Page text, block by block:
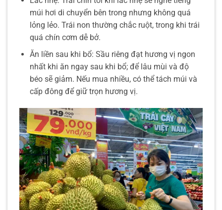
múi hơi di chuyển bên trong nhưng không quá
lỏng lẻo. Trái non thường chắc ruột, trong khi trái
quá chín cơm dễ bở.
Ăn liền sau khi bổ: Sầu riêng đạt hương vị ngon
nhất khi ăn ngay sau khi bổ; để lâu mùi và độ
béo sẽ giảm. Nếu mua nhiều, có thể tách múi và
cấp đông để giữ trọn hương vị.